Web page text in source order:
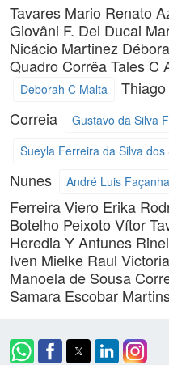
Tavares Mario Renato
Giovâni F. Del Ducai
Nicácio Martinez
Quadro CorrêaTales C
Deborah C Malta
Correia
Gustavo da Silva
Sueyla Ferreira da Silva dos
Nunes
André Luis
Ferreira Viero Erika
Botelho Peixoto Vítor
Heredia Y Antunes
Iven Mielke Raul Victoria
Manoela de Sousa
Samara Escobar